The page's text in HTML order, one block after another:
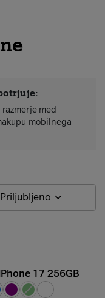
med
mobilnega
Priljubljeno
17 256GB
barva: